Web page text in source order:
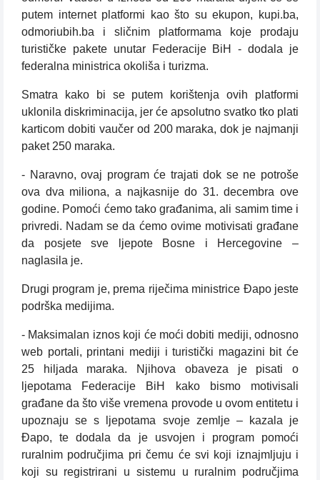
putem internet platformi kao što su ekupon, kupi.ba,
odmoriubih.ba i sličnim platformama koje prodaju
turističke pakete unutar Federacije BiH - dodala je
federalna ministrica okoliša i turizma.
Smatra kako bi se putem korištenja ovih platformi
uklonila diskriminacija, jer će apsolutno svatko tko plati
karticom dobiti vaučer od 200 maraka, dok je najmanji
paket 250 maraka.
- Naravno, ovaj program će trajati dok se ne potroše
ova dva miliona, a najkasnije do 31. decembra ove
godine. Pomoći ćemo tako građanima, ali samim time i
privredi. Nadam se da ćemo ovime motivisati građane
da posjete sve ljepote Bosne i Hercegovine –
naglasila je.
Drugi program je, prema riječima ministrice Đapo jeste
podrška medijima.
- Maksimalan iznos koji će moći dobiti mediji, odnosno
web portali, printani mediji i turistički magazini bit će
25 hiljada maraka. Njihova obaveza je pisati o
ljepotama Federacije BiH kako bismo motivisali
građane da što više vremena provode u ovom entitetu i
upoznaju se s ljepotama svoje zemlje – kazala je
Đapo, te dodala da je usvojen i program pomoći
ruralnim područjima pri čemu će svi koji iznajmljuju i
koji su registrirani u sistemu u ruralnim područjima